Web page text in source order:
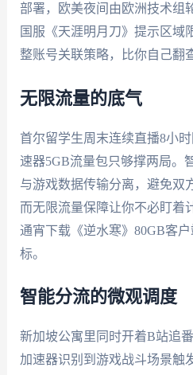
部署，欧美夜间由欧洲技术组
国服《天涯明月刀》提示区域
整账号关联策略，比你自己翻
无限流量的底气
首尔留学生周末连续直播8小
速器5GB流量包只够撑两局。
与游戏数据传输分离，避免双
而无限流量保障让你不必盯着
通宵下载《逆水寒》80GB客
标。
智能分流的微观调度
新加坡公寓里同时开着B站追
加速器识别到游戏战斗场景触